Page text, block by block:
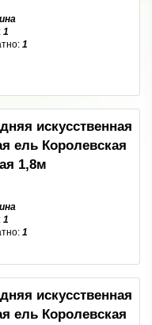
1
1
искусственная
ель Королевская
1,8м
1
1
искусственная
ель Королевская